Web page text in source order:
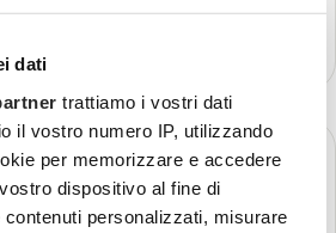
dati
trattiamo i vostri dati
il vostro numero IP, utilizzando
per memorizzare e accedere
dispositivo al fine di
contenuti personalizzati, misurare